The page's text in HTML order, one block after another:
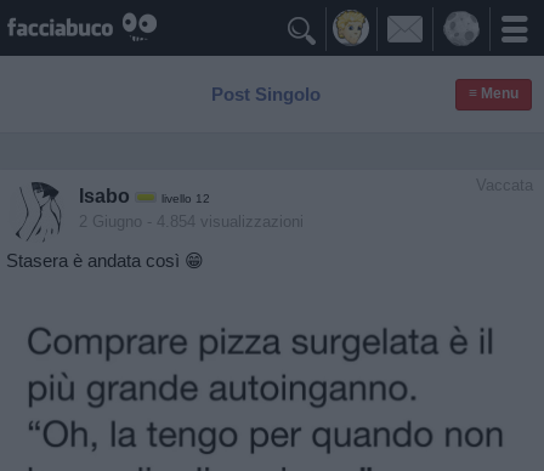

Post Singolo ≡ Menu
Vaccata
Isabo livello 12
2 Giugno - 4.854 visualizzazioni
Stasera è andata così 😁